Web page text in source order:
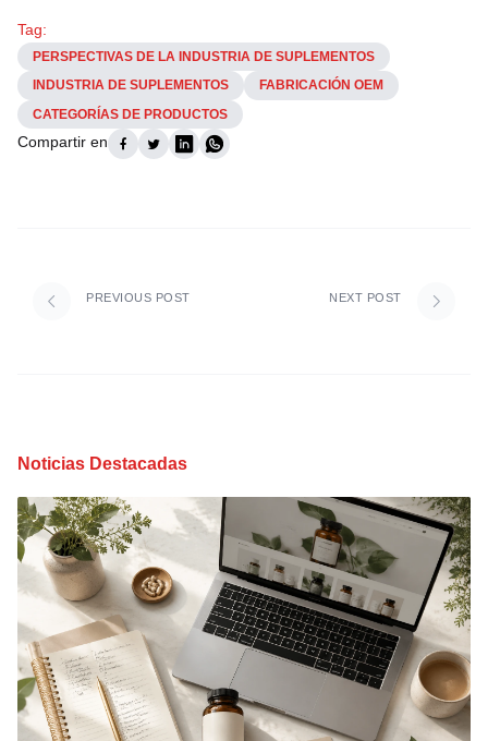
Tag:
PERSPECTIVAS DE LA INDUSTRIA DE SUPLEMENTOS
INDUSTRIA DE SUPLEMENTOS
FABRICACIÓN OEM
CATEGORÍAS DE PRODUCTOS
Compartir en
PREVIOUS POST NEXT POST
Noticias Destacadas